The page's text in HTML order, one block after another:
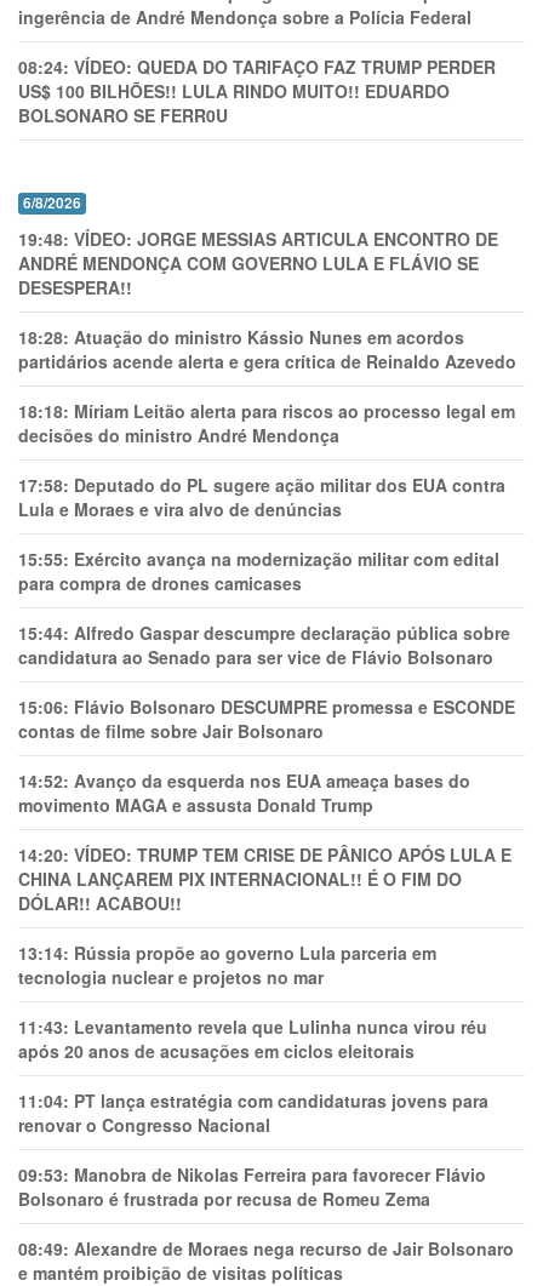
ingerência de André Mendonça sobre a Polícia Federal
08:24: VÍDEO: QUEDA DO TARIFAÇO FAZ TRUMP PERDER
US$ 100 BILHÕES!! LULA RINDO MUITO!! EDUARDO
BOLSONARO SE FERR0U
6/8/2026
19:48: VÍDEO: JORGE MESSIAS ARTICULA ENCONTRO DE
ANDRÉ MENDONÇA COM GOVERNO LULA E FLÁVIO SE
DESESPERA!!
18:28: Atuação do ministro Kássio Nunes em acordos
partidários acende alerta e gera crítica de Reinaldo Azevedo
18:18: Míriam Leitão alerta para riscos ao processo legal em
decisões do ministro André Mendonça
17:58: Deputado do PL sugere ação militar dos EUA contra
Lula e Moraes e vira alvo de denúncias
15:55: Exército avança na modernização militar com edital
para compra de drones camicases
15:44: Alfredo Gaspar descumpre declaração pública sobre
candidatura ao Senado para ser vice de Flávio Bolsonaro
15:06: Flávio Bolsonaro DESCUMPRE promessa e ESCONDE
contas de filme sobre Jair Bolsonaro
14:52: Avanço da esquerda nos EUA ameaça bases do
movimento MAGA e assusta Donald Trump
14:20: VÍDEO: TRUMP TEM CRlSE DE PÂNlCO APÓS LULA E
CHINA LANÇAREM PIX INTERNACIONAL!! É O FIM DO
DÓLAR!! ACABOU!!
13:14: Rússia propõe ao governo Lula parceria em
tecnologia nuclear e projetos no mar
11:43: Levantamento revela que Lulinha nunca virou réu
após 20 anos de acusações em ciclos eleitorais
11:04: PT lança estratégia com candidaturas jovens para
renovar o Congresso Nacional
09:53: Manobra de Nikolas Ferreira para favorecer Flávio
Bolsonaro é frustrada por recusa de Romeu Zema
08:49: Alexandre de Moraes nega recurso de Jair Bolsonaro
e mantém proibição de visitas políticas